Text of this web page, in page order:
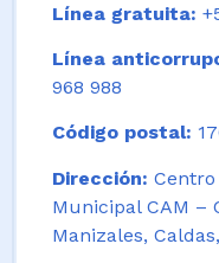
Línea gratuita:
Línea
968 988
Código postal:
Dirección:
Municipal CAM –
Manizales,